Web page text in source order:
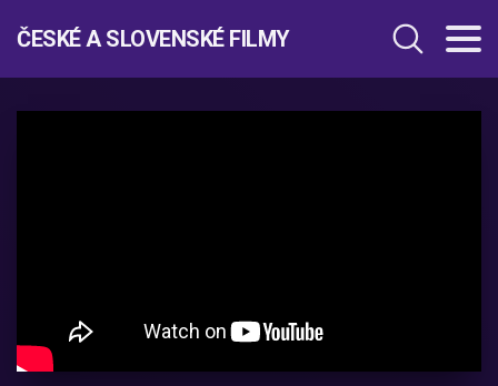
ČESKÉ A SLOVENSKÉ FILMY